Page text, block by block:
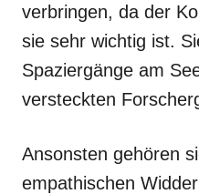
verbringen, da der
sie sehr wichtig ist.
Spaziergänge am
versteckten
Ansonsten gehören
empathischen